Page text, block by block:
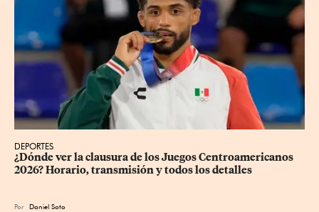
DEPORTES
¿Dónde ver la clausura de los Juegos Centroamericanos
2026? Horario, transmisión y todos los detalles
Por Daniel Soto